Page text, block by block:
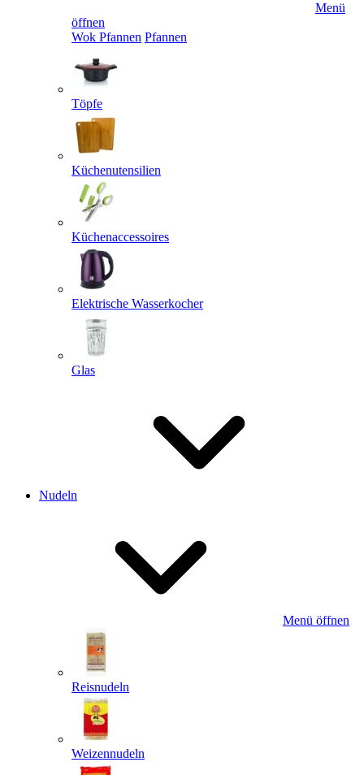
Menü
öffnen
Wok Pfannen Pfannen
Töpfe
Küchenutensilien
Küchenaccessoires
Elektrische Wasserkocher
Glas
Nudeln
Menü öffnen
Reisnudeln
Weizennudeln